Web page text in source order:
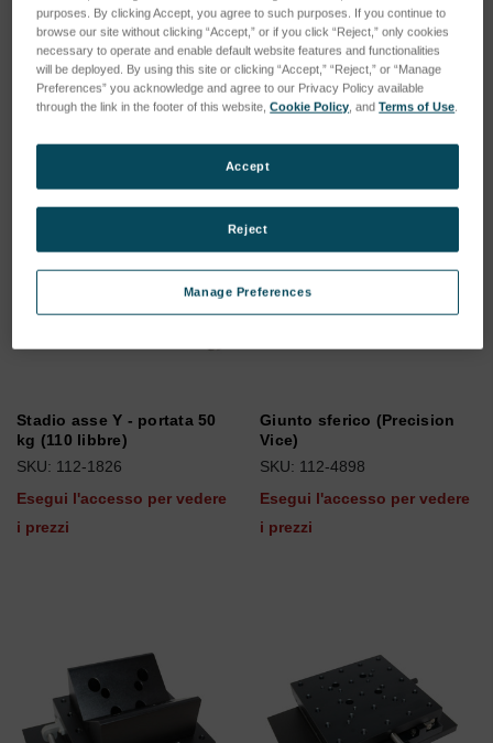
Esegui l'accesso per vedere
i prezzi
Esegui l'accesso per vedere
i prezzi
Stadio asse Y - portata 50
kg (110 libbre)
SKU: 112-1826
Esegui l'accesso per vedere
i prezzi
Giunto sferico (Precision
Vice)
SKU: 112-4898
Esegui l'accesso per vedere
i prezzi
purposes. By clicking Accept, you agree to such purposes. If you continue to
browse our site without clicking “Accept,” or if you click “Reject,” only cookies
necessary to operate and enable default website features and functionalities
will be deployed. By using this site or clicking “Accept,” “Reject,” or “Manage
Preferences” you acknowledge and agree to our Privacy Policy available
through the link in the footer of this website,Cookie Policy, andTerms of Use.
Manage Preferences
Reject
Accept